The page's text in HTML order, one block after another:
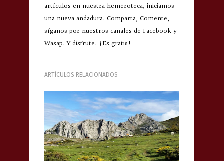
artículos en nuestra hemeroteca, iniciamos
una nueva andadura. Comparta, Comente,
síganos por nuestros canales de Facebook y
Wasap. Y disfrute. ¡Es gratis!
ARTÍCULOS RELACIONADOS